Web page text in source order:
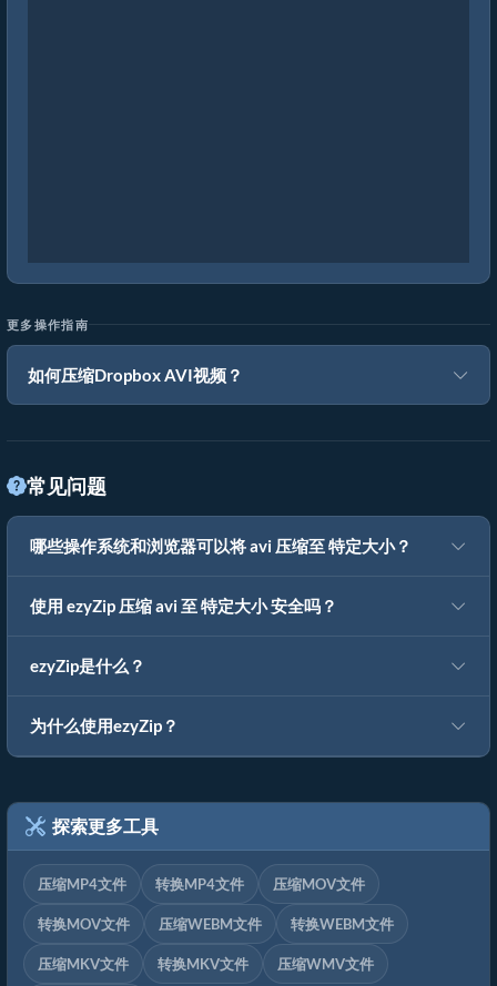
更多操作指南
如何压缩Dropbox AVI视频？
常见问题
哪些操作系统和浏览器可以将 avi 压缩至 特定大小？
使用 ezyZip 压缩 avi 至 特定大小 安全吗？
ezyZip是什么？
为什么使用ezyZip？
探索更多工具
压缩MP4文件 转换MP4文件 压缩MOV文件
转换MOV文件 压缩WEBM文件 转换WEBM文件
压缩MKV文件 转换MKV文件 压缩WMV文件